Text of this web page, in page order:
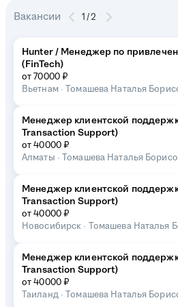
Вакансии 1/2
Hunter / Менеджер по
(FinTech)
от 70000 ₽
Вьетнам·Томашева Наталья
Менеджер клиентской
Transaction Support)
от 40000 ₽
Алматы ·Томашева Наталья
Менеджер клиентской
Transaction Support)
от 40000 ₽
Новосибирск · Томашева Наталья
Менеджер клиентской
Transaction Support)
от 40000 ₽
Таиланд·Томашева Наталья